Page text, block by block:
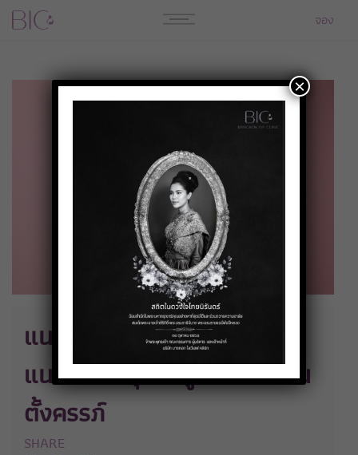
จอง
แนะนำวิตามินบำรุงไข่และ
แนวทางบำรุงมดลูก-รังไข่ก่อน
ตั้งครรภ์
SHARE
×